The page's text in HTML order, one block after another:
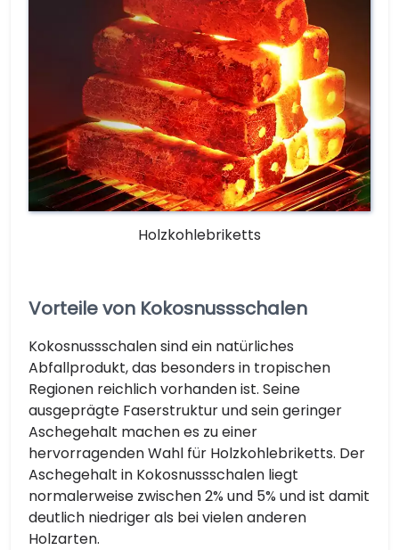
Holzkohlebriketts
Vorteile von Kokosnussschalen
Kokosnussschalen sind ein natürliches
Abfallprodukt, das besonders in tropischen
Regionen reichlich vorhanden ist. Seine
ausgeprägte Faserstruktur und sein geringer
Aschegehalt machen es zu einer
hervorragenden Wahl für Holzkohlebriketts. Der
Aschegehalt in Kokosnussschalen liegt
normalerweise zwischen 2% und 5% und ist damit
deutlich niedriger als bei vielen anderen
Holzarten.